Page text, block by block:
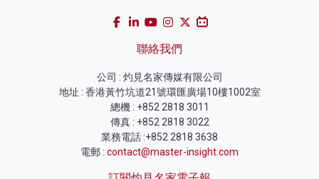
聯絡我們
公司 : 灼見名家傳媒有限公司
地址 : 香港黃竹坑道21號環匯廣場10樓1002室
總機 : +852 2818 3011
傳真 : +852 2818 3022
業務電話 :+852 2818 3638
電郵 : contact@master-insight.com